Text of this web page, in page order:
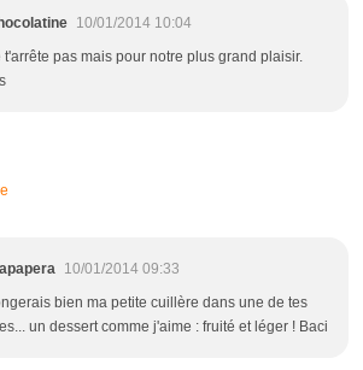
10/01/2014 10:04
t'arrête pas mais pour notre plus grand plaisir.
10/01/2014 09:33
bien ma petite cuillère dans une de tes
un dessert comme j'aime : fruité et léger ! Baci